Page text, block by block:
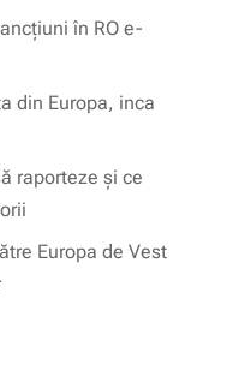
în RO e-
din Europa, inca
raporteze și ce
Europa de Vest